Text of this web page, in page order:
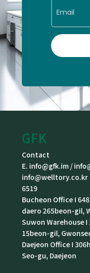
GFK
Contact
E. info@gfk.im /
info@welltory.co.kr
6519
Bucheon Office I
daero 265beon-gil,
Suwon Warehouse
15beon-gil,
Daejeon Office I
Seo-gu, Daejeon